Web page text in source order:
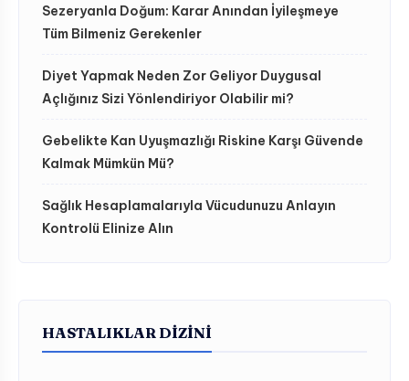
Sezeryanla Doğum: Karar Anından İyileşmeye
Tüm Bilmeniz Gerekenler
Diyet Yapmak Neden Zor Geliyor Duygusal
Açlığınız Sizi Yönlendiriyor Olabilir mi?
Gebelikte Kan Uyuşmazlığı Riskine Karşı Güvende
Kalmak Mümkün Mü?
Sağlık Hesaplamalarıyla Vücudunuzu Anlayın
Kontrolü Elinize Alın
HASTALIKLAR DIZINI